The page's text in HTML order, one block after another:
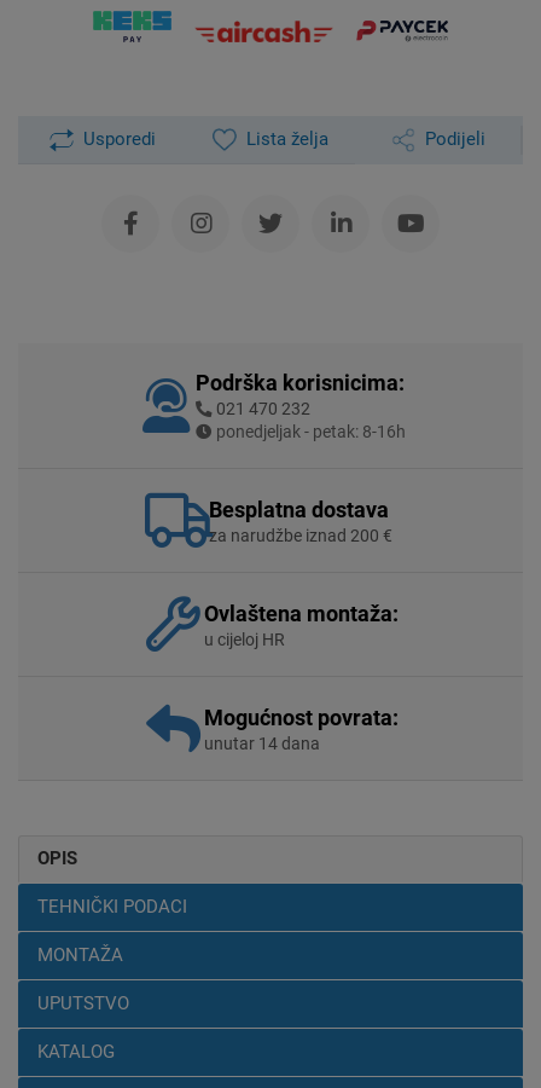
Usporedi Lista želja Podijeli
Podrška korisnicima:
021 470 232
ponedjeljak - petak: 8-16h
Besplatna dostava
za narudžbe iznad 200 €
Ovlaštena montaža:
u cijeloj HR
Mogućnost povrata:
unutar 14 dana
OPIS
TEHNIČKI PODACI
MONTAŽA
UPUTSTVO
KATALOG